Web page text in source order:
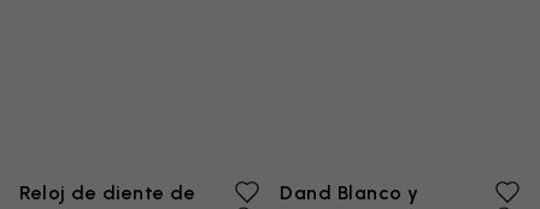
Reloj de diente de
Dand Blanco y